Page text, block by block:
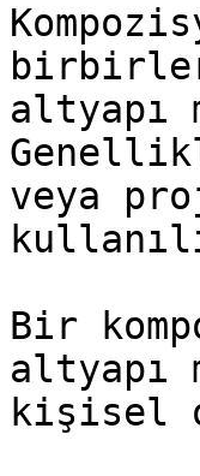
altyapı
veya
Bir
altyapı
kişisel